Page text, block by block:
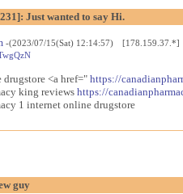
Just wanted to say Hi.
-(2023/07/15(Sat) 12:14:57) [178.159.37.*]
<a href=" https://
king reviews https://
1 internet online drugstore
guy